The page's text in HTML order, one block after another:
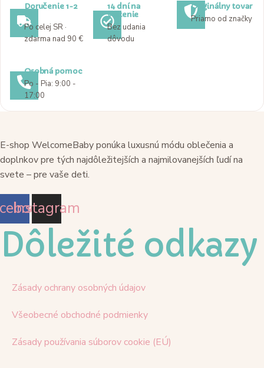
Doručenie 1-2
dni
Po celej SR ·
zdarma nad 90 €
14 dní na
vrátenie
Bez udania
dôvodu
Originálny tovar
Priamo od značky
Osobná pomoc
Po - Pia: 9:00 -
17:00
E-shop WelcomeBaby ponúka luxusnú módu oblečenia a
doplnkov pre tých najdôležitejších a najmilovanejších ľudí na
svete – pre vaše deti.
Instagram
Dôležité odkazy
Zásady ochrany osobných údajov
Všeobecné obchodné podmienky
Zásady používania súborov cookie (EÚ)